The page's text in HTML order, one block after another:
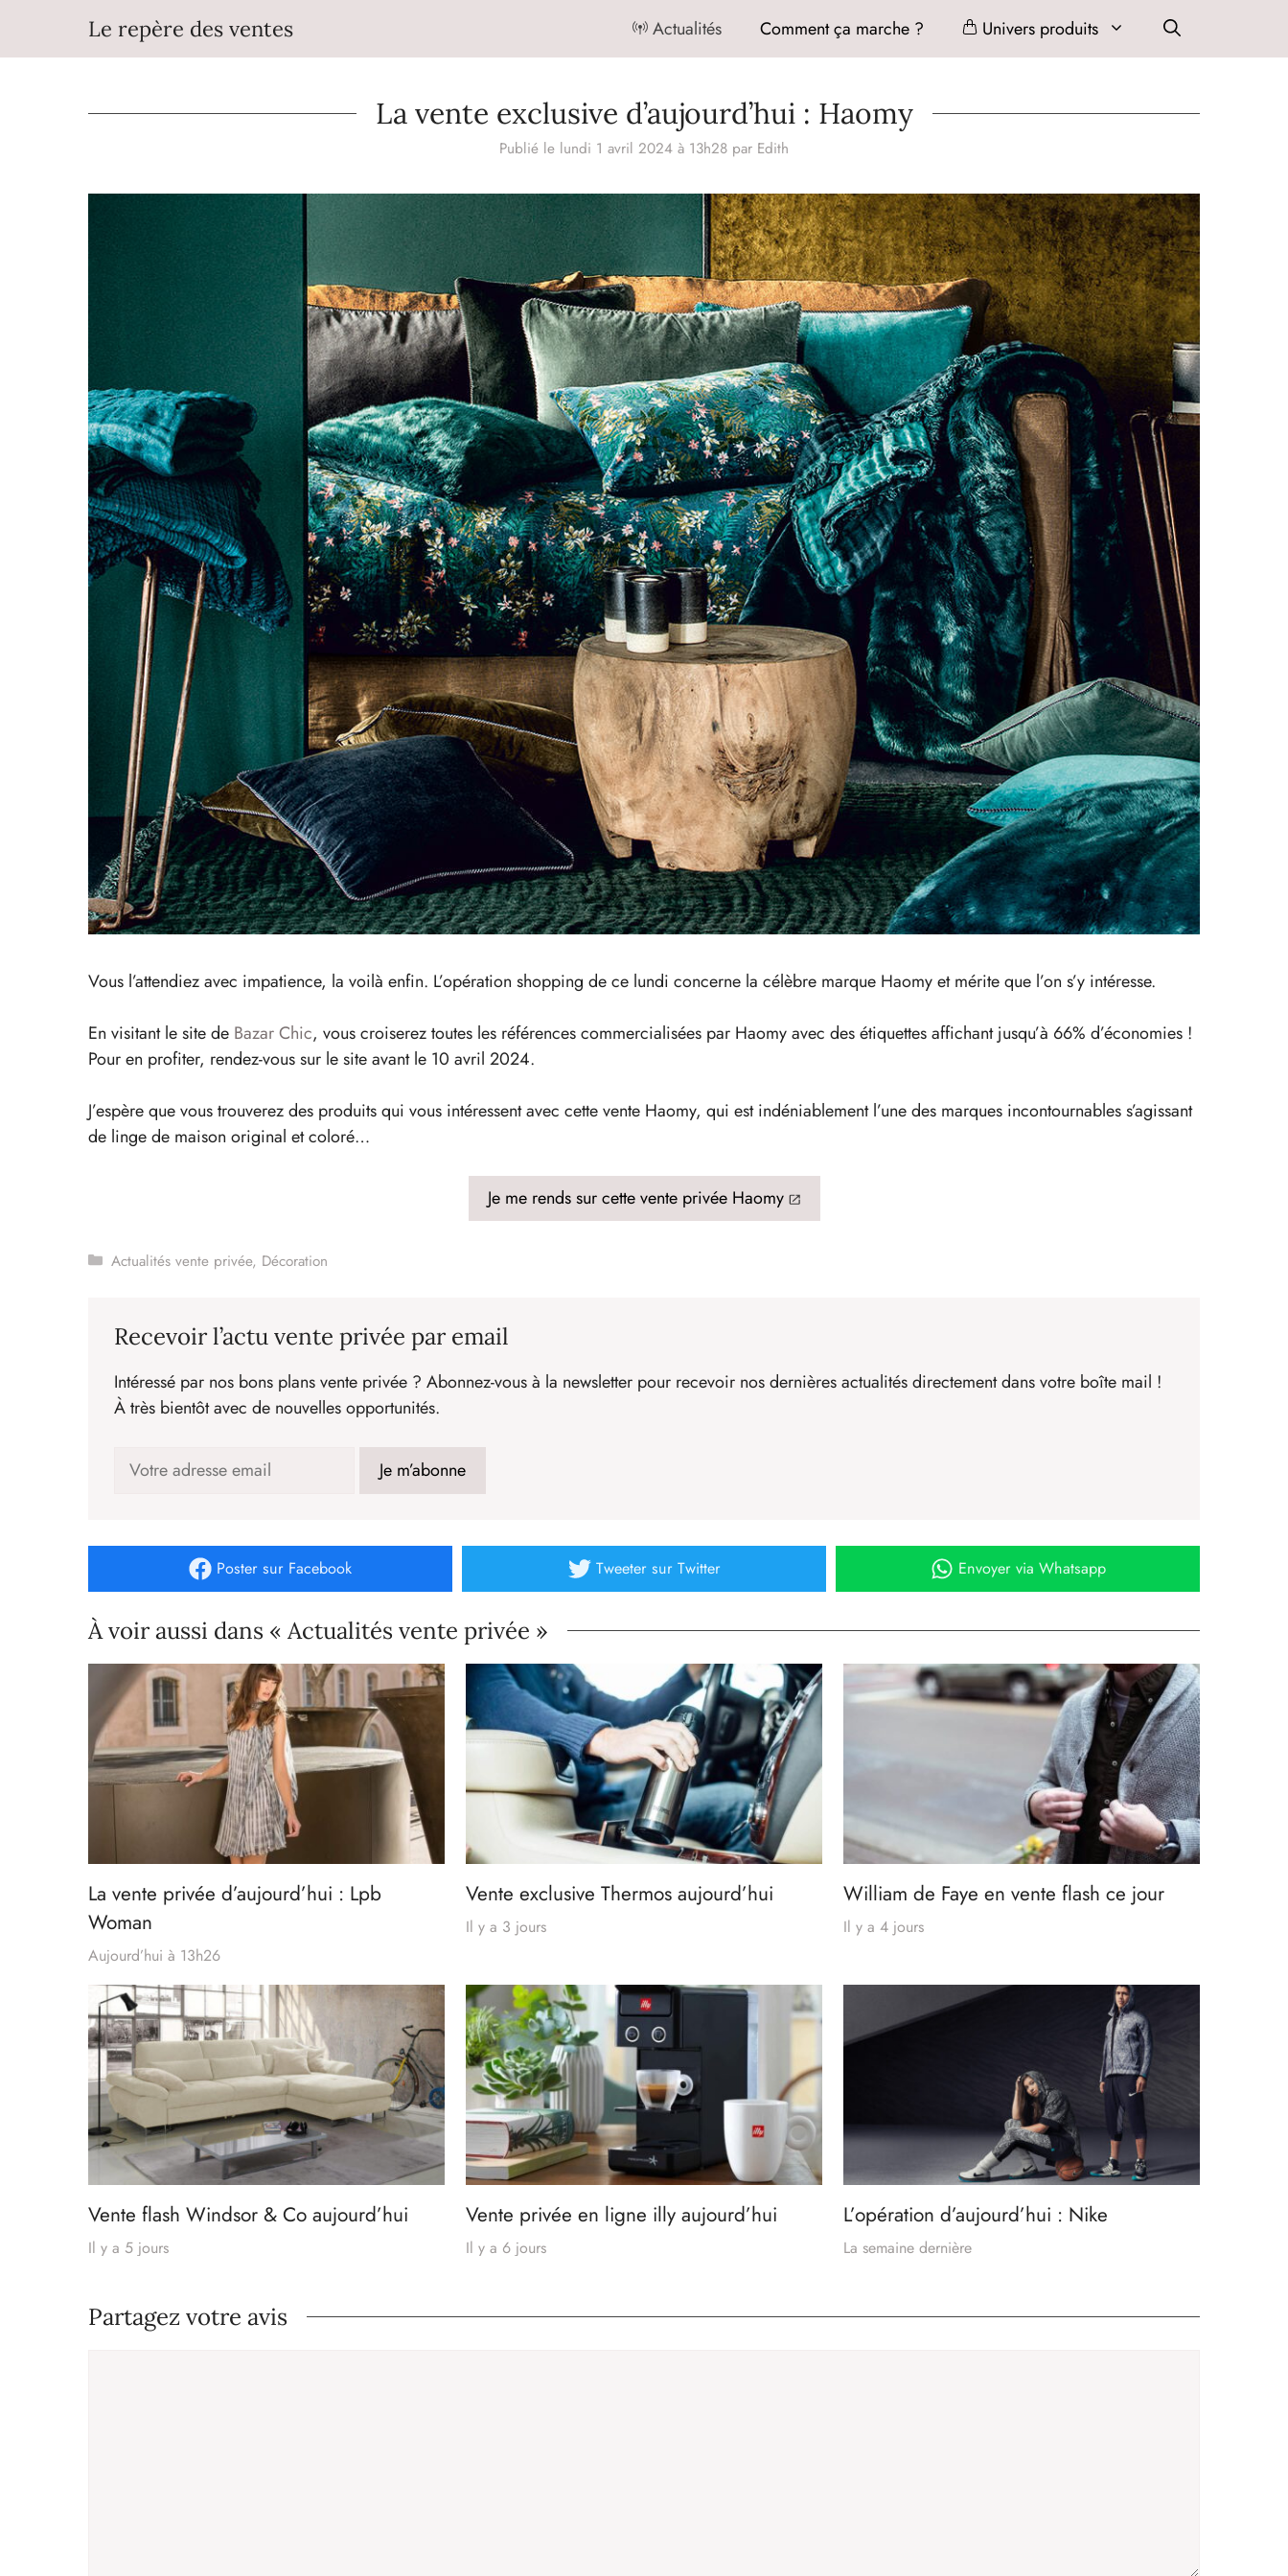
contenu
Le repère des ventes Actualités Comment ça marche ? Univers produits
La vente exclusive d’aujourd’hui : Haomy
Publié le lundi 1 avril 2024 à 13h28 par Edith
Vous l’attendiez avec impatience, la voilà enfin. L’opération shopping de ce lundi concerne la célèbre marque Haomy et mérite que l’on s’y intéresse.
En visitant le site de Bazar Chic, vous croiserez toutes les références commercialisées par Haomy avec des étiquettes affichant jusqu’à 66% d’économies !
Pour en profiter, rendez-vous sur le site avant le 10 avril 2024.
J’espère que vous trouverez des produits qui vous intéressent avec cette vente Haomy, qui est indéniablement l’une des marques incontournables s’agissant
de linge de maison original et coloré…
Je me rends sur cette vente privée Haomy
Catégories
Actualités vente privée, Décoration
Recevoir l’actu vente privée par email
Intéressé par nos bons plans vente privée ? Abonnez-vous à la newsletter pour recevoir nos dernières actualités directement dans votre boîte mail !
À très bientôt avec de nouvelles opportunités.
Poster sur Facebook Tweetersur Twitter Envoyervia Whatsapp
À voir aussi dans « Actualités vente privée »
La vente privée d’aujourd’hui : Lpb
Woman
Aujourd’hui à 13h26
Vente exclusive Thermos aujourd’hui
Il y a 3 jours
William de Faye en vente flash ce jour
Il y a 4 jours
Vente flash Windsor & Co aujourd’hui
Il y a 5 jours
Vente privée en ligne illy aujourd’hui
Il y a 6 jours
L’opération d’aujourd’hui : Nike
La semaine dernière
Partagez votre avis